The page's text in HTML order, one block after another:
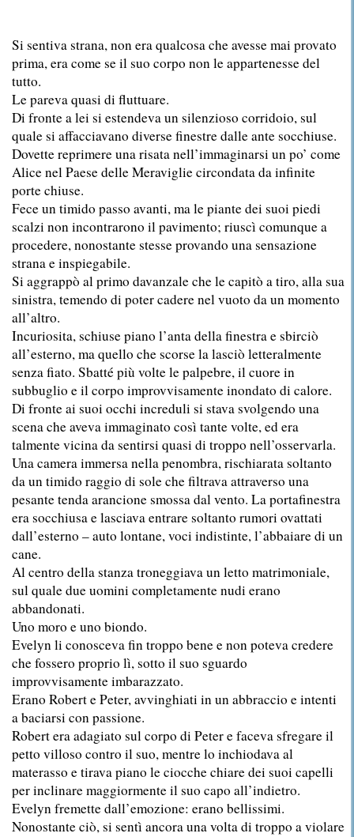
Si sentiva strana, non era qualcosa che avesse mai provato
prima, era come se il suo corpo non le appartenesse del
tutto.
Le pareva quasi di fluttuare.
Di fronte a lei si estendeva un silenzioso corridoio, sul
quale si affacciavano diverse finestre dalle ante socchiuse.
Dovette reprimere una risata nell’immaginarsi un po’ come
Alice nel Paese delle Meraviglie circondata da infinite
porte chiuse.
Fece un timido passo avanti, ma le piante dei suoi piedi
scalzi non incontrarono il pavimento; riuscì comunque a
procedere, nonostante stesse provando una sensazione
strana e inspiegabile.
Si aggrappò al primo davanzale che le capitò a tiro, alla sua
sinistra, temendo di poter cadere nel vuoto da un momento
all’altro.
Incuriosita, schiuse piano l’anta della finestra e sbirciò
all’esterno, ma quello che scorse la lasciò letteralmente
senza fiato. Sbatté più volte le palpebre, il cuore in
subbuglio e il corpo improvvisamente inondato di calore.
Di fronte ai suoi occhi increduli si stava svolgendo una
scena che aveva immaginato così tante volte, ed era
talmente vicina da sentirsi quasi di troppo nell’osservarla.
Una camera immersa nella penombra, rischiarata soltanto
da un timido raggio di sole che filtrava attraverso una
pesante tenda arancione smossa dal vento. La portafinestra
era socchiusa e lasciava entrare soltanto rumori ovattati
dall’esterno – auto lontane, voci indistinte, l’abbaiare di un
cane.
Al centro della stanza troneggiava un letto matrimoniale,
sul quale due uomini completamente nudi erano
abbandonati.
Uno moro e uno biondo.
Evelyn li conosceva fin troppo bene e non poteva credere
che fossero proprio lì, sotto il suo sguardo
improvvisamente imbarazzato.
Erano Robert e Peter, avvinghiati in un abbraccio e intenti
a baciarsi con passione.
Robert era adagiato sul corpo di Peter e faceva sfregare il
petto villoso contro il suo, mentre lo inchiodava al
materasso e tirava piano le ciocche chiare dei suoi capelli
per inclinare maggiormente il suo capo all’indietro.
Evelyn fremette dall’emozione: erano bellissimi.
Nonostante ciò, si sentì ancora una volta di troppo a violare